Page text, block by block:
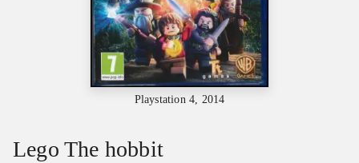
Playstation 4, 2014
Lego The hobbit